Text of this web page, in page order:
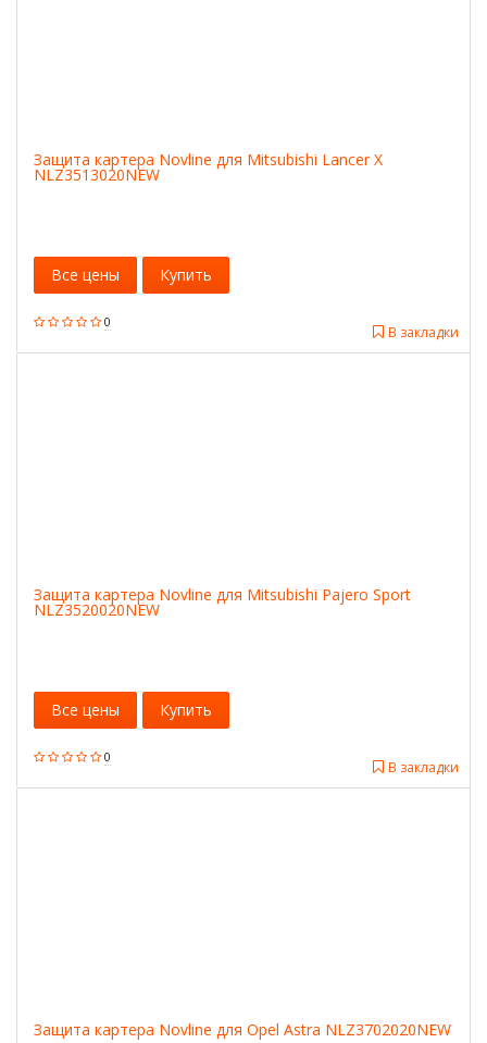
Защита картера Novline для Mitsubishi Lancer X
NLZ3513020NEW
0
В закладки
Все цены Купить
Защита картера Novline для Mitsubishi Pajero Sport
NLZ3520020NEW
0
В закладки
Все цены Купить
Защита картера Novline для Opel Astra NLZ3702020NEW